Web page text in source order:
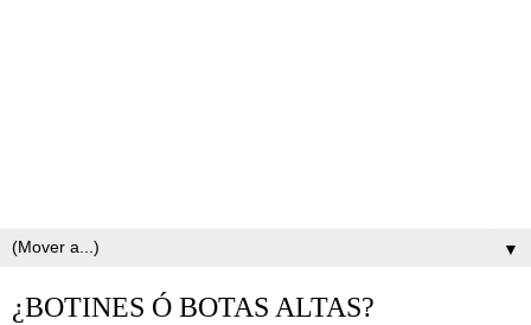
▼
¿BOTINES Ó BOTAS ALTAS?